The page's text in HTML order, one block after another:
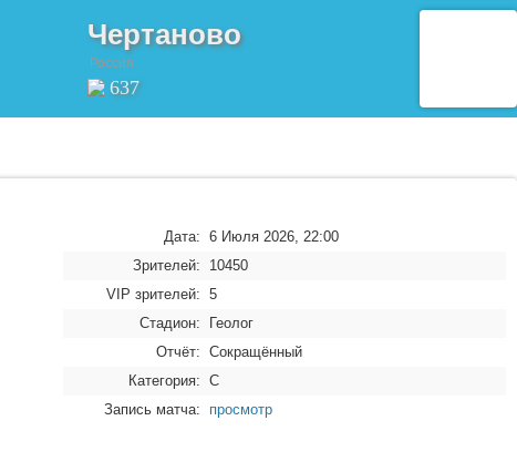
Чертаново
Россия
637
Дата: 6 Июля 2026, 22:00
Зрителей:
10450
VIP зрителей: 5
Стадион:
Геолог
Отчёт: Сокращённый
Категория: C
Запись матча:
просмотр